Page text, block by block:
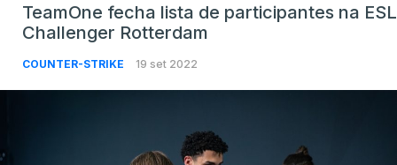
TeamOne fecha lista de participantes na ESL
Challenger Rotterdam
COUNTER-STRIKE 19 set 2022